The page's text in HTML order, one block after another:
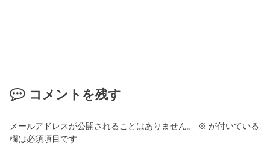
コメントを残す
メールアドレスが公開されることはありません。 ※ が付いている
欄は必須項目です